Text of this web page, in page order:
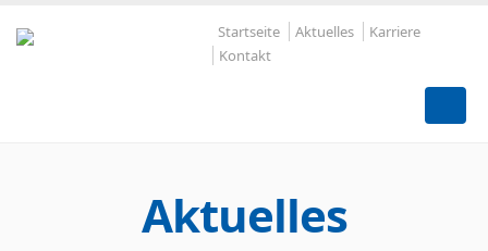
Startseite Aktuelles
Karriere
Kontakt
Aktuelles